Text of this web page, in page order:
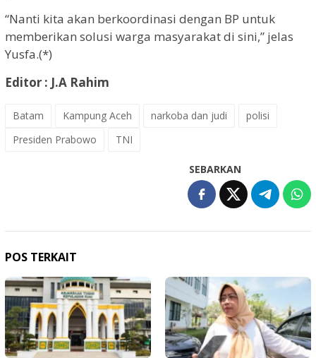
“Nanti kita akan berkoordinasi dengan BP untuk
memberikan solusi warga masyarakat di sini,” jelas
Yusfa.(*)
Editor : J.A Rahim
Batam Kampung Aceh narkoba dan judi
polisi
Presiden Prabowo
TNI
SEBARKAN
POS TERKAIT